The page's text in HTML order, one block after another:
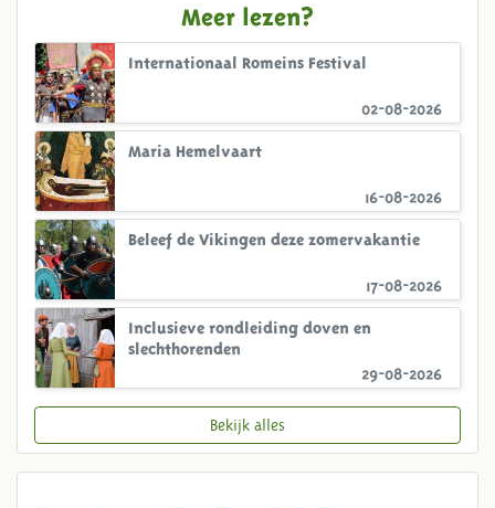
Meer lezen?
02-08-2026
Internationaal Romeins Festival
16-08-2026
Maria Hemelvaart
17-08-2026
Beleef de Vikingen deze zomervakantie
29-08-2026
Inclusieve rondleiding doven en
slechthorenden
Bekijk alles